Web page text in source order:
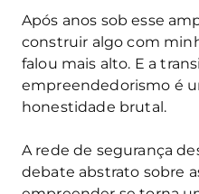
Após anos sob esse
construir algo com
falou mais alto. E a
empreendedorismo é
honestidade brutal.
A rede de segurança
debate abstrato sobre